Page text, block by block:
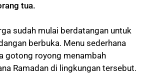
tua.
sudah mulai berdatangan untuk
berbuka. Menu sederhana
gotong royong menambah
Ramadan di lingkungan tersebut.